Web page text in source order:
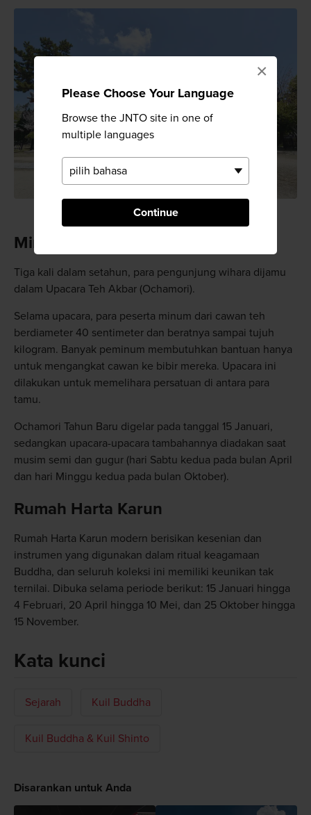
Please Choose Your Language
Browse the JNTO site in one of
multiple languages
Continue
×
Minum dari Cawan Raksasa
Tiga kali dalam setahun, para pengunjung wihara dijamu
dalam Upacara Teh Akbar (Ochamori).
Selama upacara, para peserta minum dari cawan teh
berdiameter 40 sentimeter dan beratnya sampai tujuh
kilogram. Banyak peminum membutuhkan bantuan hanya
untuk mengangkat cawan ke bibir mereka. Upacara ini
dilakukan untuk memelihara persatuan di antara para
tamu.
Ochamori Tahun Baru digelar pada tanggal 15 Januari,
sedangkan upacara-upacara tambahannya diadakan saat
musim semi dan gugur (hari Sabtu kedua pada bulan April
dan hari Minggu kedua pada bulan Oktober).
Rumah Harta Karun
Rumah Harta Karun modern berisikan kesenian dan
instrumen yang digunakan dalam ritual keagamaan
Buddha, dan seluruh koleksi ini memiliki keunikan tak
ternilai. Dibuka selama periode berikut: 15 Januari hingga
4 Februari, 20 April hingga 10 Mei, dan 25 Oktober hingga
15 November.
Kata kunci
Sejarah Kuil Buddha
Kuil Buddha & Kuil Shinto
Disarankan untuk Anda